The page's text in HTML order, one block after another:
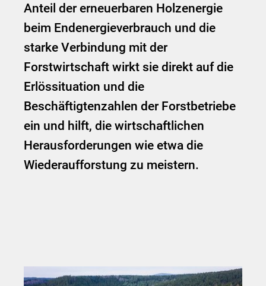
Anteil der erneuerbaren Holzenergie
beim Endenergieverbrauch und die
starke Verbindung mit der
Forstwirtschaft wirkt sie direkt auf die
Erlössituation und die
Beschäftigtenzahlen der Forstbetriebe
ein und hilft, die wirtschaftlichen
Herausforderungen wie etwa die
Wiederaufforstung zu meistern.